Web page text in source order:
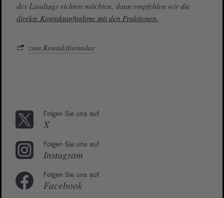
des Landtags richten möchten, dann empfehlen wir die
direkte Kontaktaufnahme mit den Fraktionen.
zum Kontaktformular
Folgen Sie uns auf
X
Folgen Sie uns auf
Instagram
Folgen Sie uns auf
Facebook